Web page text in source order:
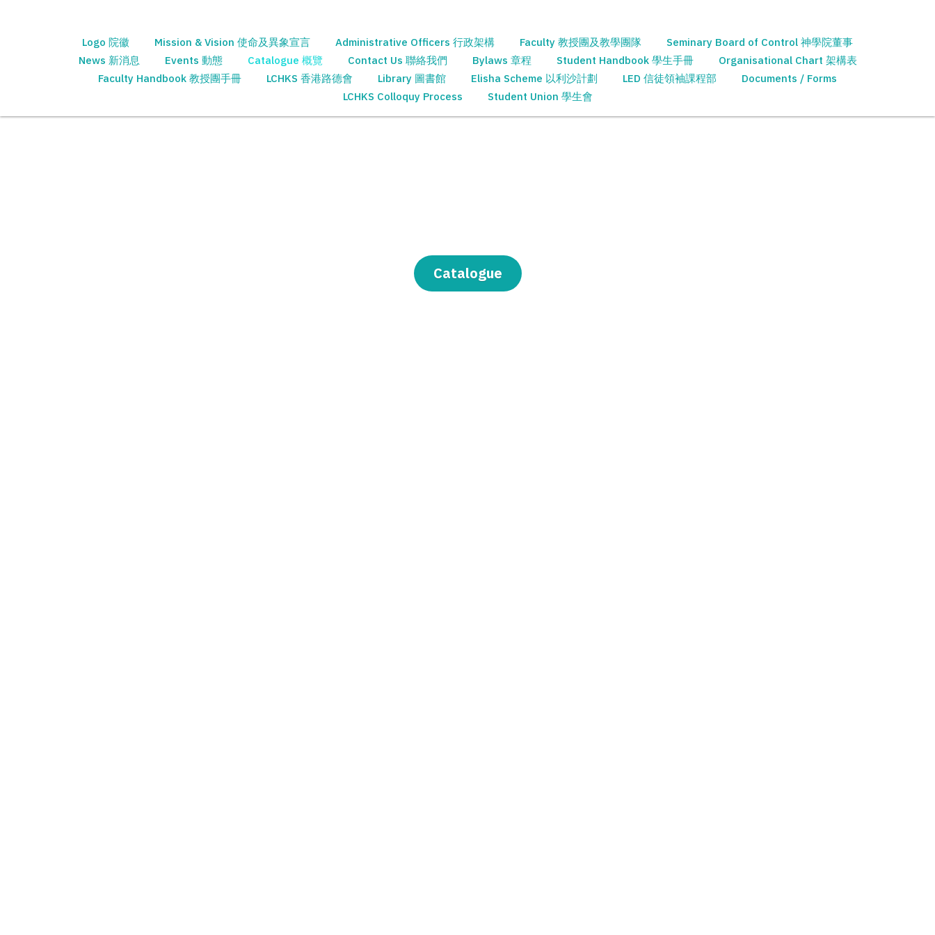
Logo 院徽 Mission & Vision 使命及異象宣言 Administrative Officers 行政架構 Faculty 教授團及教學團隊
Seminary Board of Control 神學院董事
News 新消息
Events 動態 Catalogue 概覽 Contact Us 聯絡我們 Bylaws 章程 Student Handbook 學生手冊
Organisational Chart 架構表
Faculty Handbook 教授團手冊
LCHKS 香港路德會 Library 圖書館 Elisha Scheme 以利沙計劃 LED 信徒領袖課程部
Documents / Forms
LCHKS Colloquy Process
Student Union 學生會
Catalogue